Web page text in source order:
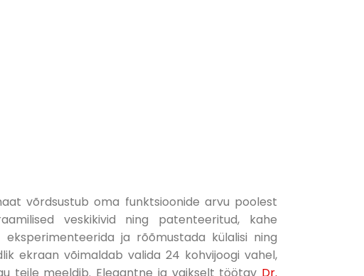
võrdsustub oma funktsioonide arvu poolest
veskikivid ning patenteeritud, kahe
ja rõõmustada külalisi ning
ekraan võimaldab valida 24 kohvijoogi vahel,